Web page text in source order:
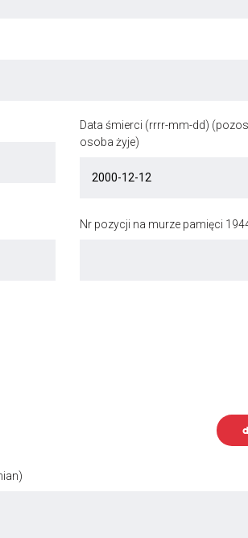
Data śmierci (rrrr-mm-dd)
osoba żyje)
Nr pozycji na murze pamięci